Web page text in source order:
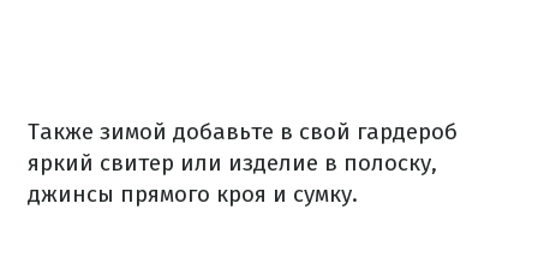
Также зимой добавьте в свой гардероб
яркий свитер или изделие в полоску,
джинсы прямого кроя и сумку.